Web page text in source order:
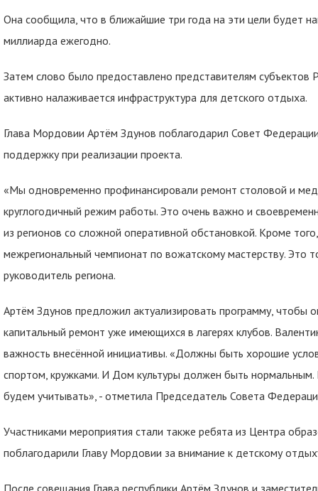
Она сообщила, что в ближайшие три года на эти цели будет
миллиарда ежегодно.
Затем слово было предоставлено представителям субъектов
активно налаживается инфраструктура для детского отдыха.
Глава Мордовии Артём Здунов поблагодарил Совет
поддержку при реализации проекта.
«Мы одновременно профинансировали ремонт столовой и
круглогодичный режим работы. Это очень важно и
из регионов со сложной оперативной обстановкой. Кроме
межрегиональный чемпионат по вожатскому мастерству.
руководитель региона.
Артём Здунов предложил актуализировать программу, чтобы
капитальный ремонт уже имеющихся в лагерях клубов.
важность внесённой инициативы. «Должны быть хорошие
спортом, кружками. И Дом культуры должен быть
будем учитывать», - отметила Председатель Совета
Участниками мероприятия стали также ребята из Центра
поблагодарили Главу Мордовии за внимание к детскому
После совещания Глава республики Артём Здунов и